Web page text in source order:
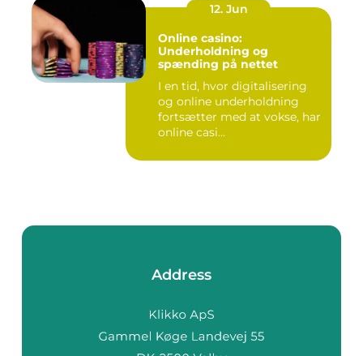
12. Jun
Online casino:
Underholdning og
spænding på nettet
I en tid, hvor digitalisering
og online underholdning
fortsætter med at vokse, har
online casi...
Address